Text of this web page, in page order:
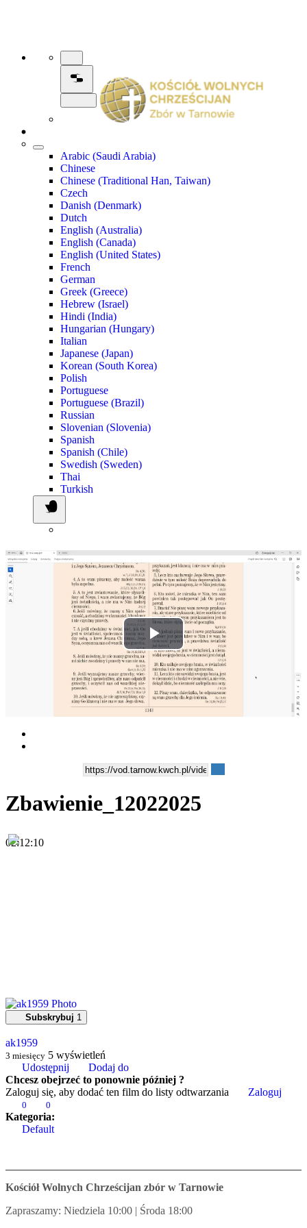
Arabic (Saudi Arabia)
Chinese
Chinese (Traditional Han, Taiwan)
Czech
Danish (Denmark)
Dutch
English (Australia)
English (Canada)
English (United States)
French
German
Greek (Greece)
Hebrew (Israel)
Hindi (India)
Hungarian (Hungary)
Italian
Japanese (Japan)
Korean (South Korea)
Polish
Portuguese
Portuguese (Brazil)
Russian
Slovenian (Slovenia)
Spanish
Spanish (Chile)
Swedish (Sweden)
Thai
Turkish
Play
Video
Zbawienie_12022025
02:12:10
Subskrybuj 1
ak1959
3 miesięcy 5 wyświetleń
Udostępnij
Dodaj do
Chcesz obejrzeć to ponownie później ?
Zaloguj się, aby dodać ten film do listy odtwarzania
Zaloguj
0 0
Kategoria:
Default
Kościół Wolnych Chrześcijan zbór w Tarnowie
Zapraszamy: Niedziela 10:00 | Środa 18:00